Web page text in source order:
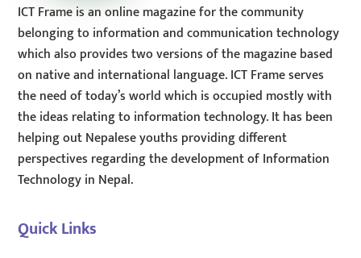
ICT Frame is an online magazine for the community
belonging to information and communication technology
which also provides two versions of the magazine based
on native and international language. ICT Frame serves
the need of today’s world which is occupied mostly with
the ideas relating to information technology. It has been
helping out Nepalese youths providing different
perspectives regarding the development of Information
Technology in Nepal.
Quick Links